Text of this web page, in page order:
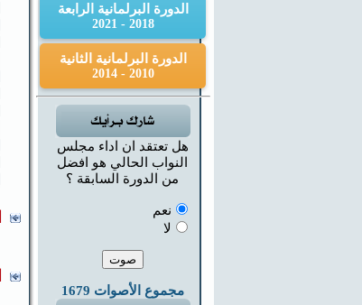
الدورة البرلمانية الرابعة
2018 - 2021
الدورة البرلمانية الثانية
2010 - 2014
هل تعتقد ان اداء مجلس
النواب الحالي هو افضل
من الدورة السابقة ؟
نعم
لا
مجموع الأصوات 1679